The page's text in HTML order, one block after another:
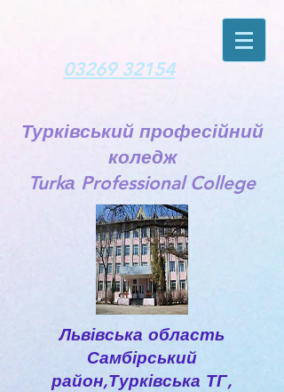
03269 32154
Турківський професійний
коледж
Turkа Professional College
Львівська область
Самбірський
район,Турківська ТГ,